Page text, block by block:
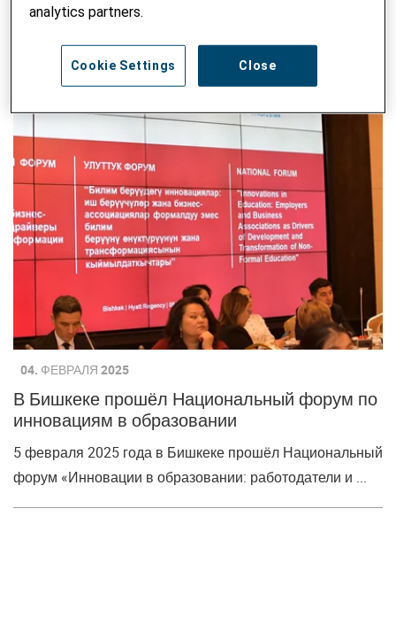
04. ФЕВРАЛЯ 2025
В Бишкеке прошёл Национальный форум по
инновациям в образовании
5 февраля 2025 года в Бишкеке прошёл Национальный
форум «Инновации в образовании: работодатели и ...
analytics partners.
Close
Cookie Settings